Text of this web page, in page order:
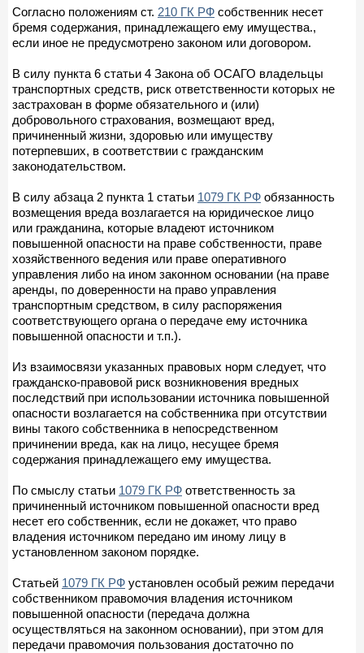
Согласно положениям ст. 210 ГК РФ собственник несет
бремя содержания, принадлежащего ему имущества.,
если иное не предусмотрено законом или договором.
В силу пункта 6 статьи 4 Закона об ОСАГО владельцы
транспортных средств, риск ответственности которых не
застрахован в форме обязательного и (или)
добровольного страхования, возмещают вред,
причиненный жизни, здоровью или имуществу
потерпевших, в соответствии с гражданским
законодательством.
В силу абзаца 2 пункта 1 статьи 1079 ГК РФ обязанность
возмещения вреда возлагается на юридическое лицо
или гражданина, которые владеют источником
повышенной опасности на праве собственности, праве
хозяйственного ведения или праве оперативного
управления либо на ином законном основании (на праве
аренды, по доверенности на право управления
транспортным средством, в силу распоряжения
соответствующего органа о передаче ему источника
повышенной опасности и т.п.).
Из взаимосвязи указанных правовых норм следует, что
гражданско-правовой риск возникновения вредных
последствий при использовании источника повышенной
опасности возлагается на собственника при отсутствии
вины такого собственника в непосредственном
причинении вреда, как на лицо, несущее бремя
содержания принадлежащего ему имущества.
По смыслу статьи 1079 ГК РФ ответственность за
причиненный источником повышенной опасности вред
несет его собственник, если не докажет, что право
владения источником передано им иному лицу в
установленном законом порядке.
Статьей 1079 ГК РФ установлен особый режим передачи
собственником правомочия владения источником
повышенной опасности (передача должна
осуществляться на законном основании), при этом для
передачи правомочия пользования достаточно по